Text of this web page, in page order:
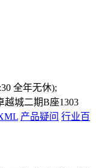
全年无休);
越城二期B座1303
产品疑问 行业百